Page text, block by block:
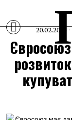
20.02.2025